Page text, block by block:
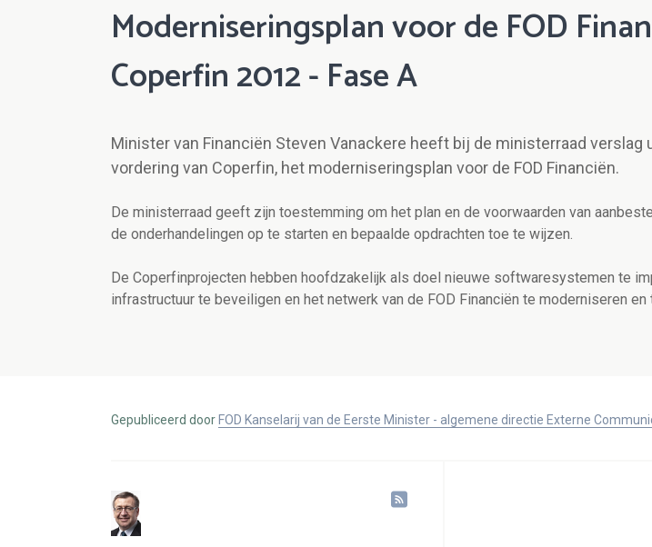
Moderniseringsplan voor de FOD
Coperfin 2012 - Fase A
Minister van Financiën Steven Vanackere heeft bij de ministerraad verslag
vordering van Coperfin, het moderniseringsplan voor de FOD Financiën.
De ministerraad geeft zijn toestemming om het plan en de voorwaarden van
de onderhandelingen op te starten en bepaalde opdrachten toe te wijzen.
De Coperfinprojecten hebben hoofdzakelijk als doel nieuwe softwaresystemen te
infrastructuur te beveiligen en het netwerk van de FOD Financiën te moderniseren en
Gepubliceerd door FOD Kanselarij van de Eerste Minister - algemene directie Externe